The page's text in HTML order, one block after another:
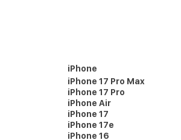
iPhone
iPhone 17 Pro Max
iPhone 17 Pro
iPhone Air
iPhone 17
iPhone 17e
iPhone 16